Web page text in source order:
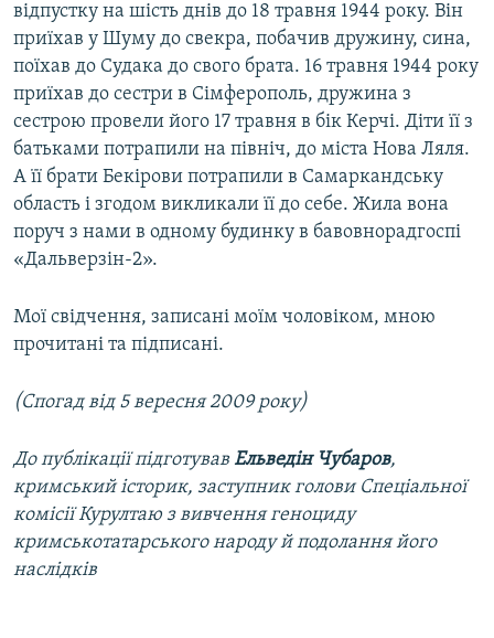
відпустку на шість днів до 18 травня 1944 року. Він
приїхав у Шуму до свекра, побачив дружину, сина,
поїхав до Судака до свого брата. 16 травня 1944 року
приїхав до сестри в Сімферополь, дружина з
сестрою провели його 17 травня в бік Керчі. Діти її з
батьками потрапили на північ, до міста Нова Ляля.
А її брати Бекірови потрапили в Самаркандську
область і згодом викликали її до себе. Жила вона
поруч з нами в одному будинку в бавовнорадгоспі
«Дальверзін-2».
Мої свідчення, записані моїм чоловіком, мною
прочитані та підписані.
(Спогад від 5 вересня 2009 року)
До публікації підготував Ельведін Чубаров,
кримський історик, заступник голови Спеціальної
комісії Курултаю з вивчення геноциду
кримськотатарського народу й подолання його
наслідків​